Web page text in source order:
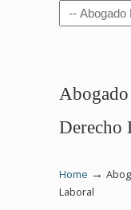
Navigation
Derecho
Home →
Laboral